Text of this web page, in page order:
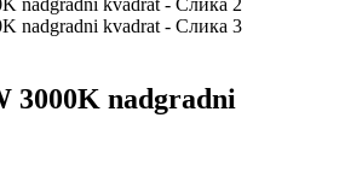
3000K nadgradni